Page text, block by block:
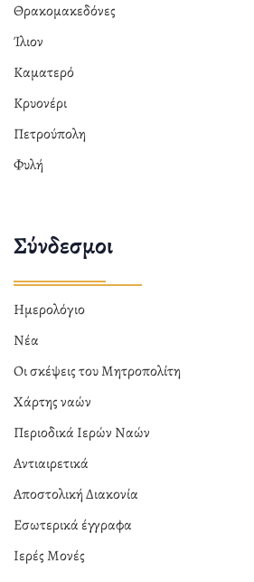
Θρακομακεδόνες
Ίλιον
Καματερό
Κρυονέρι
Πετρούπολη
Φυλή
Σύνδεσμοι
Ημερολόγιο
Νέα
Οι σκέψεις του Μητροπολίτη
Χάρτης ναών
Περιοδικά Ιερών Ναών
Αντιαιρετικά
Αποστολική Διακονία
Εσωτερικά έγγραφα
Ιερές Μονές